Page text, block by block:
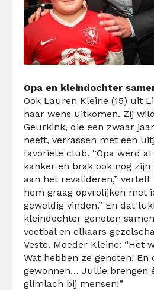
Opa en kleindochter
Ook Lauren Kleine (15) uit
haar wens uitkomen. Zij
Geurkink, die een zwaar
heeft, verrassen met een
favoriete club. “Opa werd
kanker en brak ook nog zijn
aan het revalideren,”
hem graag opvrolijken met
geweldig vinden.” En dat
kleindochter genoten
voetbal en elkaars
Veste. Moeder Kleine: “Het
Wat hebben ze genoten! En
gewonnen… Jullie brengen
glimlach bij mensen!”